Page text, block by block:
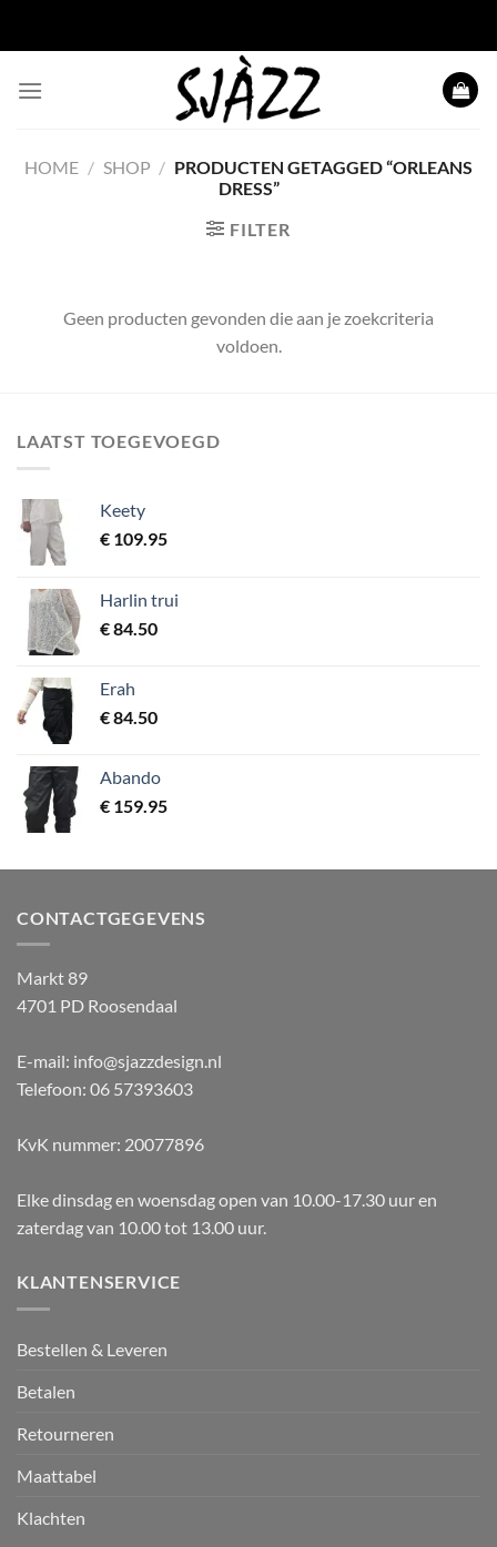
HOME / SHOP / PRODUCTEN GETAGGED “ORLEANS
DRESS”
FILTER
Geen producten gevonden die aan je zoekcriteria
voldoen.
LAATST TOEGEVOEGD
Keety
€ 109.95
Harlin trui
€84.50
Erah
€84.50
Abando
€ 159.95
CONTACTGEGEVENS
Markt 89
4701 PD Roosendaal
E-mail: info@sjazzdesign.nl
Telefoon: 06 57393603
KvK nummer: 20077896
Elke dinsdag en woensdag open van 10.00-17.30 uur en
zaterdag van 10.00 tot 13.00 uur.
KLANTENSERVICE
Bestellen & Leveren
Betalen
Retourneren
Maattabel
Klachten